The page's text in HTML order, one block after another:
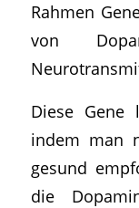
Rahmen
von
Diese Gene
indem man
gesund
die